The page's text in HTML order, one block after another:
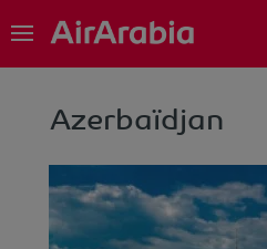
Azerbaïdjan